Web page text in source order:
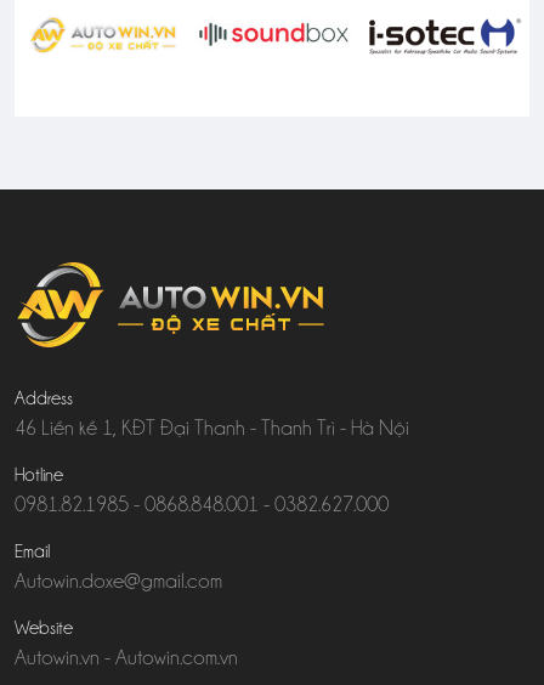
Address
46 Liền kề 1, KĐT Đại Thanh - Thanh Trì - Hà Nội
Hotline
0981.82.1985 - 0868.848.001 - 0382.627.000
Email
Autowin.doxe@gmail.com
Website
Autowin.vn - Autowin.com.vn